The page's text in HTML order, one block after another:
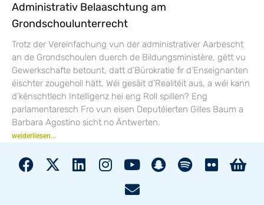
Administrativ Belaaschtung am
Grondschoulunterrecht
Trotz der Vereinfachung vun der administrativer Aarbescht
an de Grondschoulen duerch de Bildungsministère, gëtt vu
Gewerkschafte betount, datt d’Bürokratie fir d’Enseignanten
éischter zougeholl hätt. Wéi gesäit d’Realitéit aus, a wéi kann
d’kënschtlech Intelligenz hei eng Roll spillen? Eng
parlamentaresch Fro vun eisen Deputéierten Gilles Baum a
Barbara Agostino sicht no Äntwerten.
weiderliesen...